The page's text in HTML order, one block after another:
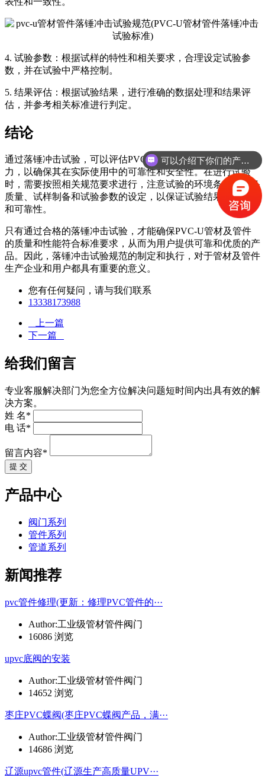
4. 试验参数：根据试样的特性和相关要求，合理设定试验参
数，并在试验中严格控制。
5. 结果评估：根据试验结果，进行准确的数据处理和结果评
估，并参考相关标准进行判定。
结论
通过落锤冲击试验，可以评估PVC-U管材及管件的抗冲击能
力，以确保其在实际使用中的可靠性和安全性。在进行试验
时，需要按照相关规范要求进行，注意试验的环境条件、设备
质量、试样制备和试验参数的设定，以保证试验结果的准确性
和可靠性。
只有通过合格的落锤冲击试验，才能确保PVC-U管材及管件
的质量和性能符合标准要求，从而为用户提供可靠和优质的产
品。因此，落锤冲击试验规范的制定和执行，对于管材及管件
生产企业和用户都具有重要的意义。
您有任何疑问，请与我们联系
13338173988
上一篇
下一篇
给我们留言
专业客服解决部门为您全方位解决问题短时间内出具有效的解
决方案。
姓 名*
电 话*
留言内容*
提 交
产品中心
阀门系列
管件系列
管道系列
新闻推荐
pvc管件修理(更新：修理PVC管件的···
Author:工业级管材管件阀门
16086 浏览
upvc底阀的安装
Author:工业级管材管件阀门
14652 浏览
枣庄PVC蝶阀(枣庄PVC蝶阀产品，满···
Author:工业级管材管件阀门
14686 浏览
辽源upvc管件(辽源生产高质量UPV···
可以介绍下你们的产品么